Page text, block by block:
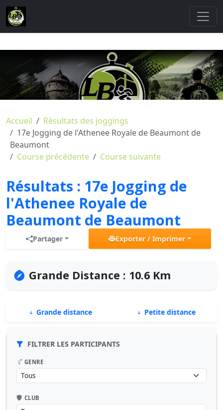
Accueil
Résultats des joggings
17e Jogging de l'Athenee Royale de Beaumont de
Beaumont
Course précédente
Course suivante
Résultats : 17e Jogging de
l'Athenee Royale de
Beaumont de Beaumont
Partager Exporter / Imprimer
Grande Distance : 10.6 Km
Grande distance Petite distance
FILTRER LES PARTICIPANTS
GENRE
CLUB